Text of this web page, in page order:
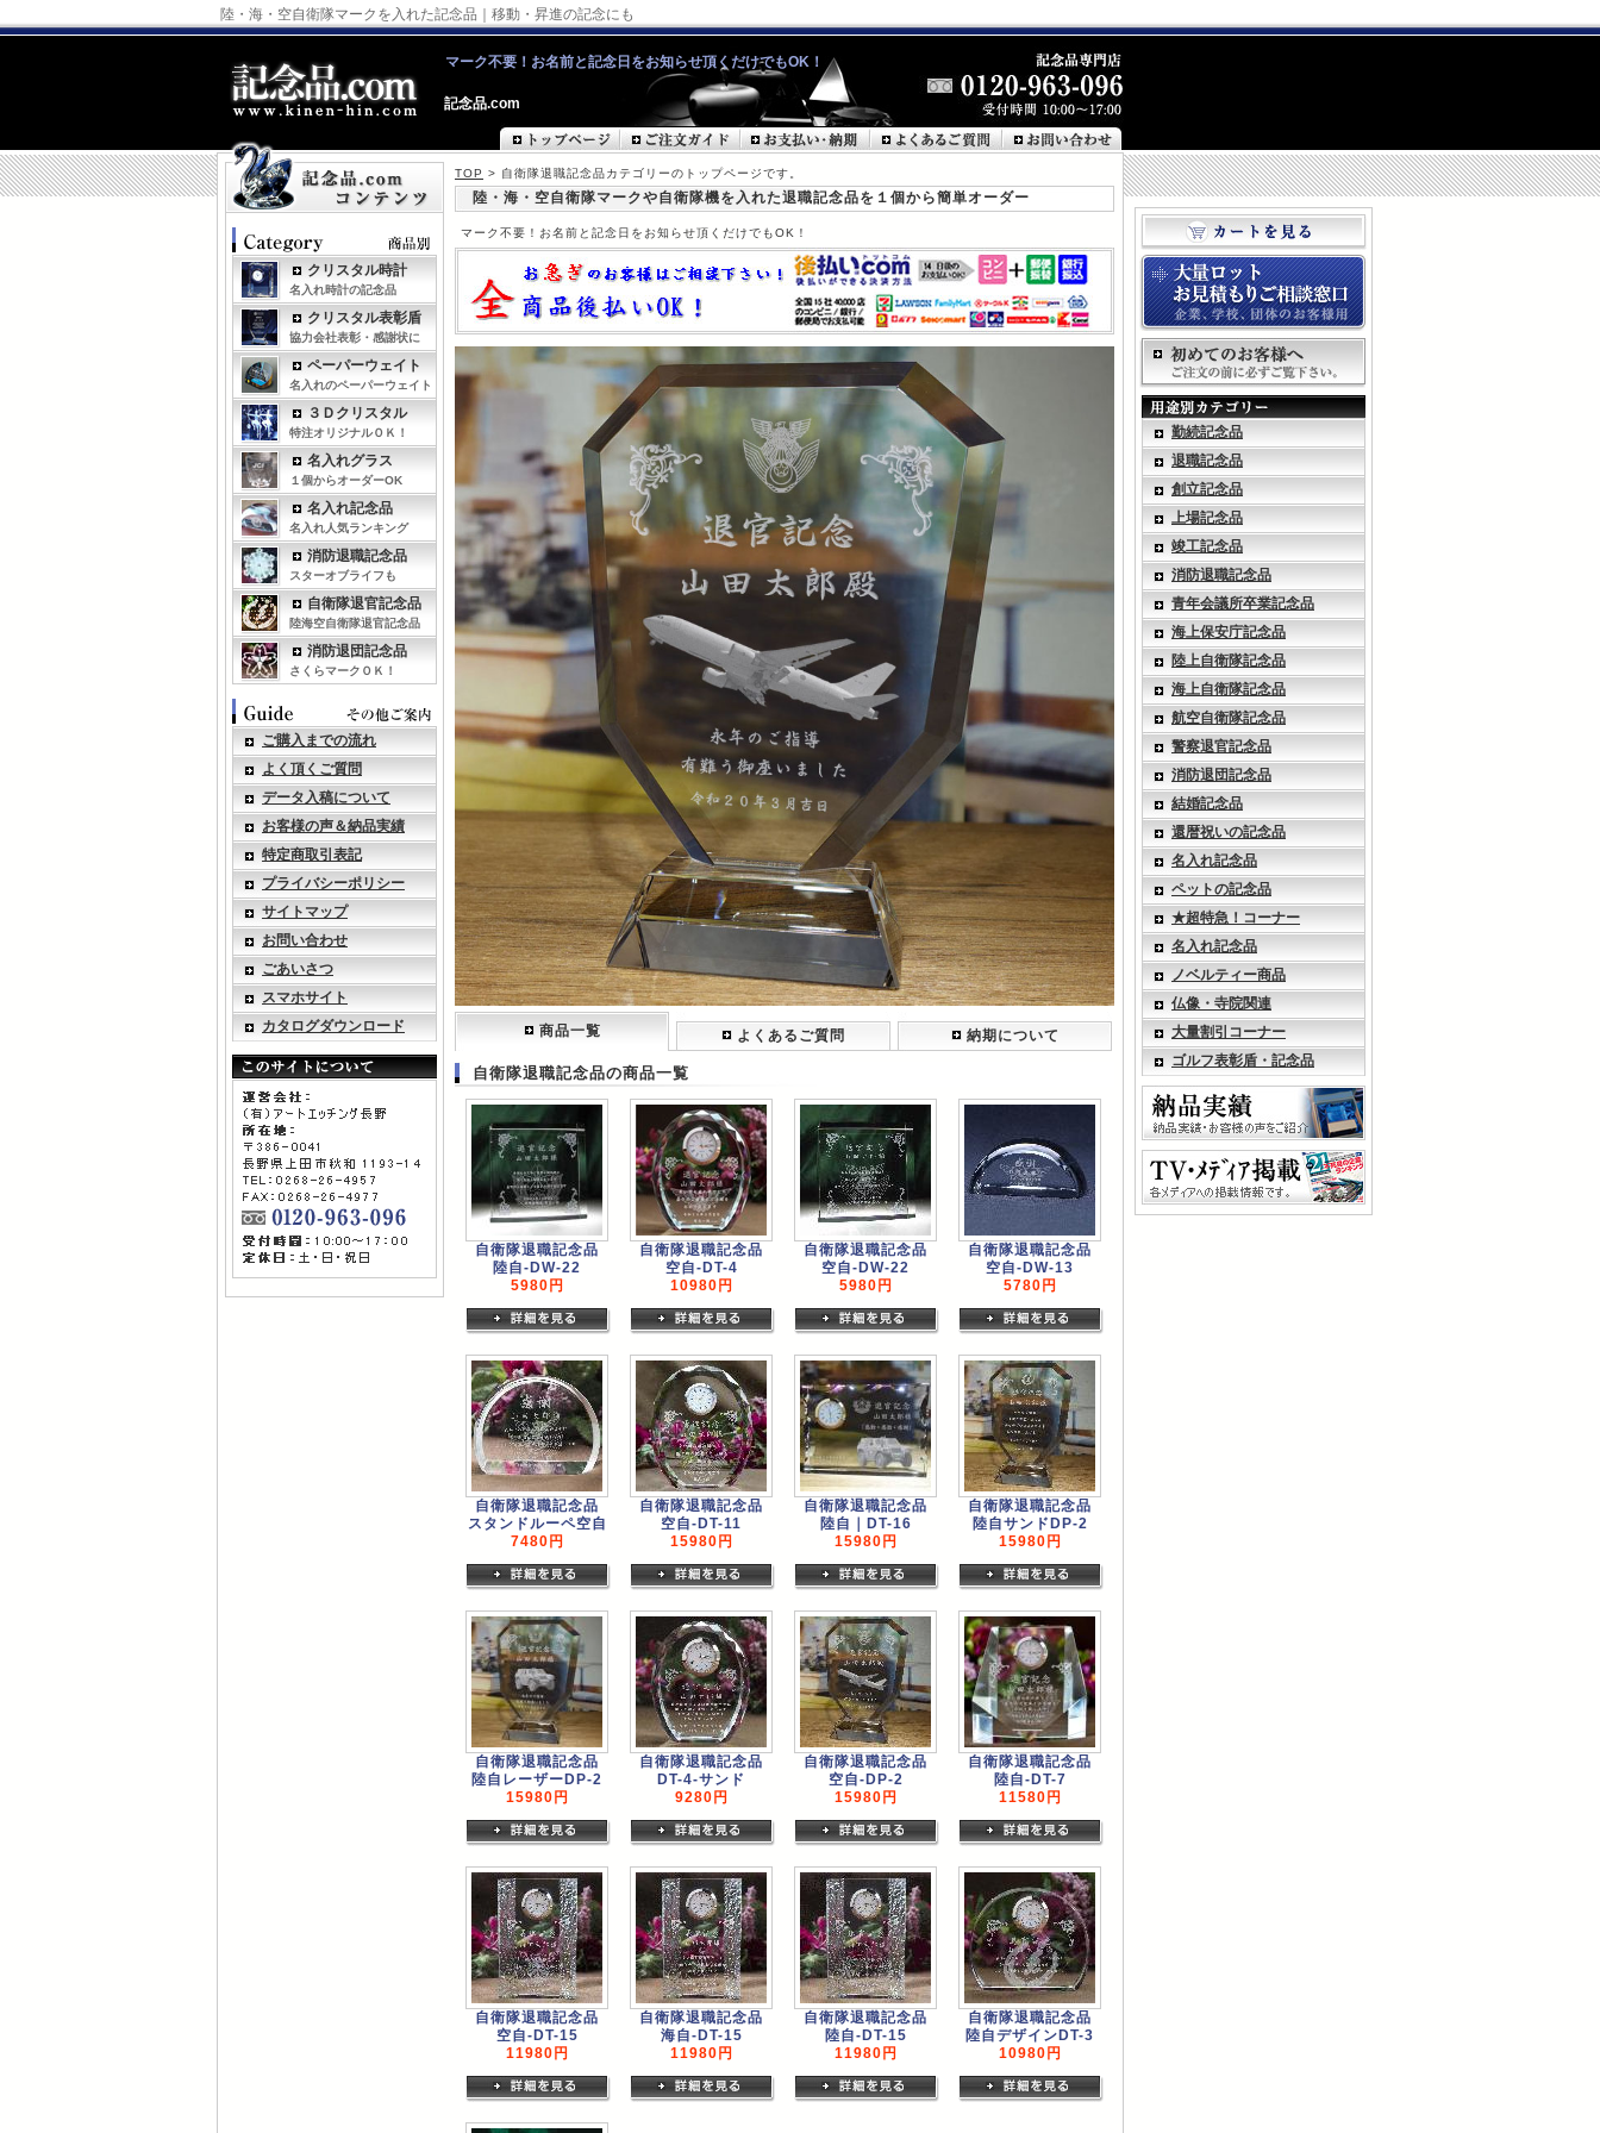
陸・海・空自衛隊マークを入れた記念品｜移動・昇進の記念にも
マーク不要！お名前と記念日をお知らせ頂くだけでもOK！
記念品.com
TOP > 自衛隊退職記念品カテゴリーのトップページです。
陸・海・空自衛隊マークや自衛隊機を入れた退職記念品を１個から簡単オーダー
マーク不要！お名前と記念日をお知らせ頂くだけでもOK！
商品一覧 よくあるご質問 納期について
自衛隊退職記念品の商品一覧
自衛隊退職記念品
陸自-DW-22
5980円
自衛隊退職記念品
空自-DT-4
10980円
自衛隊退職記念品
空自-DW-22
5980円
自衛隊退職記念品
空自-DW-13
5780円
自衛隊退職記念品
スタンドルーペ空自
7480円
自衛隊退職記念品
空自-DT-11
15980円
自衛隊退職記念品
陸自｜DT-16
15980円
自衛隊退職記念品
陸自サンドDP-2
15980円
自衛隊退職記念品
陸自レーザーDP-2
15980円
自衛隊退職記念品
DT-4-サンド
9280円
自衛隊退職記念品
空自-DP-2
15980円
自衛隊退職記念品
陸自-DT-7
11580円
自衛隊退職記念品
空自-DT-15
11980円
自衛隊退職記念品
海自-DT-15
11980円
自衛隊退職記念品
陸自-DT-15
11980円
自衛隊退職記念品
陸自デザインDT-3
10980円
クリスタル時計
名入れ時計の記念品
クリスタル表彰盾
協力会社表彰・感謝状に
ペーパーウェイト
名入れのペーパーウェイト
３Ｄクリスタル
特注オリジナルＯＫ！
名入れグラス
１個からオーダーOK
名入れ記念品
名入れ人気ランキング
消防退職記念品
スターオブライフも
自衛隊退官記念品
陸海空自衛隊退官記念品
消防退団記念品
さくらマークＯＫ！
ご購入までの流れ
よく頂くご質問
データ入稿について
お客様の声＆納品実績
特定商取引表記
プライバシーポリシー
サイトマップ
お問い合わせ
ごあいさつ
スマホサイト
カタログダウンロード
勤続記念品
退職記念品
創立記念品
上場記念品
竣工記念品
消防退職記念品
青年会議所卒業記念品
海上保安庁記念品
陸上自衛隊記念品
海上自衛隊記念品
航空自衛隊記念品
警察退官記念品
消防退団記念品
結婚記念品
還暦祝いの記念品
名入れ記念品
ペットの記念品
★超特急！コーナー
名入れ記念品
ノベルティー商品
仏像・寺院関連
大量割引コーナー
ゴルフ表彰盾・記念品